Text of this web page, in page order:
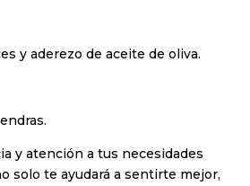
y aderezo de aceite de oliva.
y atención a tus necesidades
solo te ayudará a sentirte mejor,